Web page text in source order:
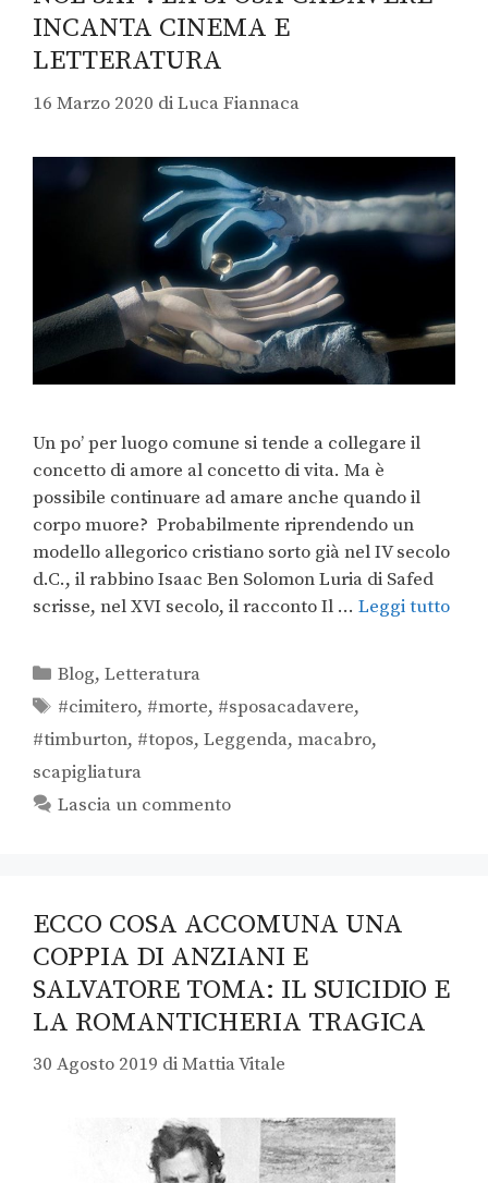
INCANTA CINEMA E
LETTERATURA
16 Marzo 2020 diLuca Fiannaca
Un po’ per luogo comune si tende a collegare il
concetto di amore al concetto di vita. Ma è
possibile continuare ad amare anche quando il
corpo muore? Probabilmente riprendendo un
modello allegorico cristiano sorto già nel IV secolo
d.C., il rabbino Isaac Ben Solomon Luria di Safed
scrisse, nel XVI secolo, il racconto Il … Leggi tutto
Blog,Letteratura
#cimitero, #morte, #sposacadavere,
#timburton, #topos, Leggenda, macabro,
scapigliatura
Lascia un commento
ECCO COSA ACCOMUNA UNA
COPPIA DI ANZIANI E
SALVATORE TOMA: IL SUICIDIO E
LA ROMANTICHERIA TRAGICA
30 Agosto 2019 diMattia Vitale